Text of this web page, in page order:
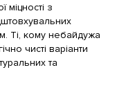
міцності з
Ті, кому небайдужа
чисті варіанти
та